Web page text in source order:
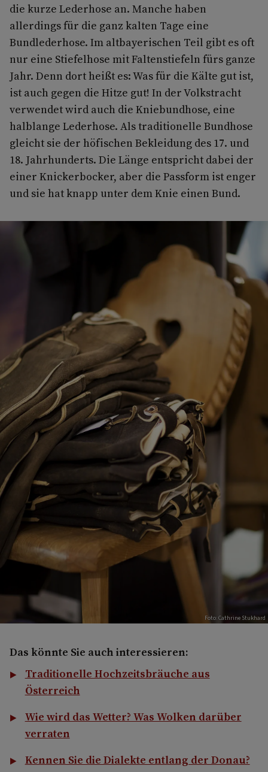
die kurze Lederhose an. Manche haben
allerdings für die ganz kalten Tage eine
Bundlederhose. Im altbayerischen Teil gibt es oft
nur eine Stiefelhose mit Faltenstiefeln fürs ganze
Jahr. Denn dort heißt es: Was für die Kälte gut ist,
ist auch gegen die Hitze gut! In der Volkstracht
verwendet wird auch die Kniebundhose, eine
halblange Lederhose. Als traditionelle Bundhose
gleicht sie der höfischen Bekleidung des 17. und
18. Jahrhunderts. Die Länge entspricht dabei der
einer Knickerbocker, aber die Passform ist enger
und sie hat knapp unter dem Knie einen Bund.
Foto: Cathrine Stukhard
Das könnte Sie auch interessieren:
Traditionelle Hochzeitsbräuche aus
Österreich
Wie wird das Wetter? Was Wolken darüber
verraten
Kennen Sie die Dialekte entlang der Donau?